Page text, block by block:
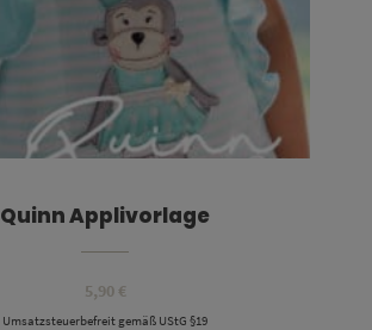
Quinn Applivorlage
5,90 €
Umsatzsteuerbefreit gemäß UStG §19